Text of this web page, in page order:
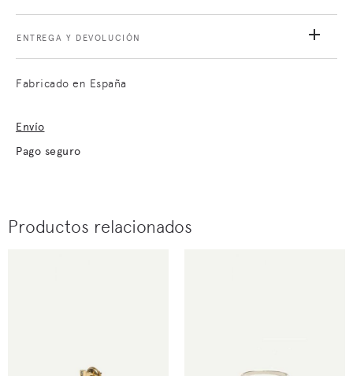
ENTREGA Y DEVOLUCIÓN
Fabricado en España
Envío
Pago seguro
Productos relacionados